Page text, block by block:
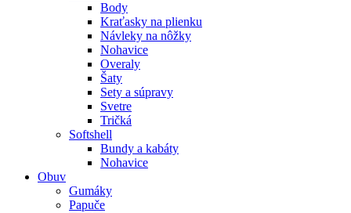
Body
Kraťasky na plienku
Návleky na nôžky
Nohavice
Overaly
Šaty
Sety a súpravy
Svetre
Tričká
Softshell
Bundy a kabáty
Nohavice
Obuv
Gumáky
Papuče